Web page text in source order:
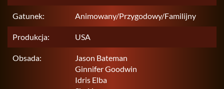
Gatunek: Animowany/Przygodowy/Familijny
Produkcja: USA
Obsada:
Jason Bateman
Ginnifer Goodwin
Idris Elba